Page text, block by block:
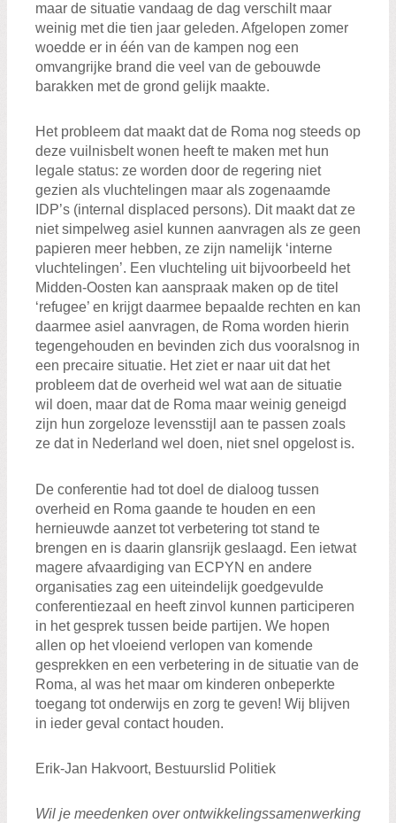
maar de situatie vandaag de dag verschilt maar
weinig met die tien jaar geleden. Afgelopen zomer
woedde er in één van de kampen nog een
omvangrijke brand die veel van de gebouwde
barakken met de grond gelijk maakte.
Het probleem dat maakt dat de Roma nog steeds op
deze vuilnisbelt wonen heeft te maken met hun
legale status: ze worden door de regering niet
gezien als vluchtelingen maar als zogenaamde
IDP’s (internal displaced persons). Dit maakt dat ze
niet simpelweg asiel kunnen aanvragen als ze geen
papieren meer hebben, ze zijn namelijk ‘interne
vluchtelingen’. Een vluchteling uit bijvoorbeeld het
Midden-Oosten kan aanspraak maken op de titel
‘refugee’ en krijgt daarmee bepaalde rechten en kan
daarmee asiel aanvragen, de Roma worden hierin
tegengehouden en bevinden zich dus vooralsnog in
een precaire situatie. Het ziet er naar uit dat het
probleem dat de overheid wel wat aan de situatie
wil doen, maar dat de Roma maar weinig geneigd
zijn hun zorgeloze levensstijl aan te passen zoals
ze dat in Nederland wel doen, niet snel opgelost is.
De conferentie had tot doel de dialoog tussen
overheid en Roma gaande te houden en een
hernieuwde aanzet tot verbetering tot stand te
brengen en is daarin glansrijk geslaagd. Een ietwat
magere afvaardiging van ECPYN en andere
organisaties zag een uiteindelijk goedgevulde
conferentiezaal en heeft zinvol kunnen participeren
in het gesprek tussen beide partijen. We hopen
allen op het vloeiend verlopen van komende
gesprekken en een verbetering in de situatie van de
Roma, al was het maar om kinderen onbeperkte
toegang tot onderwijs en zorg te geven! Wij blijven
in ieder geval contact houden.
Erik-Jan Hakvoort, Bestuurslid Politiek
Wil je meedenken over ontwikkelingssamenwerking